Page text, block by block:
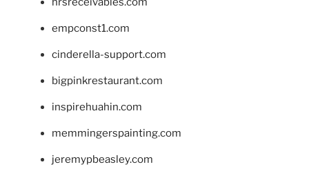
empconst1.com
cinderella-support.com
bigpinkrestaurant.com
inspirehuahin.com
memmingerspainting.com
jeremypbeasley.com